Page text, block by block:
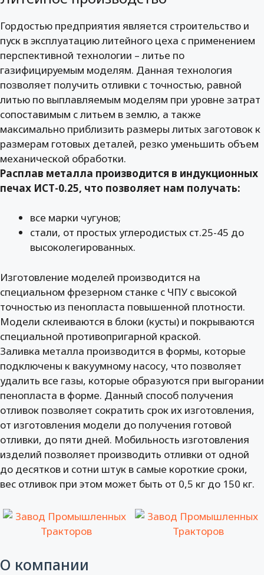
Гордостью предприятия является строительство и
пуск в эксплуатацию литейного цеха с применением
перспективной технологии – литье по
газифицируемым моделям. Данная технология
позволяет получить отливки с точностью, равной
литью по выплавляемым моделям при уровне затрат
сопоставимым с литьем в землю, а также
максимально приблизить размеры литых заготовок к
размерам готовых деталей, резко уменьшить объем
механической обработки.
Расплав металла производится в индукционных
печах ИСТ-0.25, что позволяет нам получать:
все марки чугунов;
стали, от простых углеродистых ст.25-45 до
высоколегированных.
Изготовление моделей производится на
специальном фрезерном станке с ЧПУ с высокой
точностью из пенопласта повышенной плотности.
Модели склеиваются в блоки (кусты) и покрываются
специальной противопригарной краской.
Заливка металла производится в формы, которые
подключены к вакуумному насосу, что позволяет
удалить все газы, которые образуются при выгорании
пенопласта в форме. Данный способ получения
отливок позволяет сократить срок их изготовления,
от изготовления модели до получения готовой
отливки, до пяти дней. Мобильность изготовления
изделий позволяет производить отливки от одной
до десятков и сотни штук в самые короткие сроки,
вес отливок при этом может быть от 0,5 кг до 150 кг.
О компании